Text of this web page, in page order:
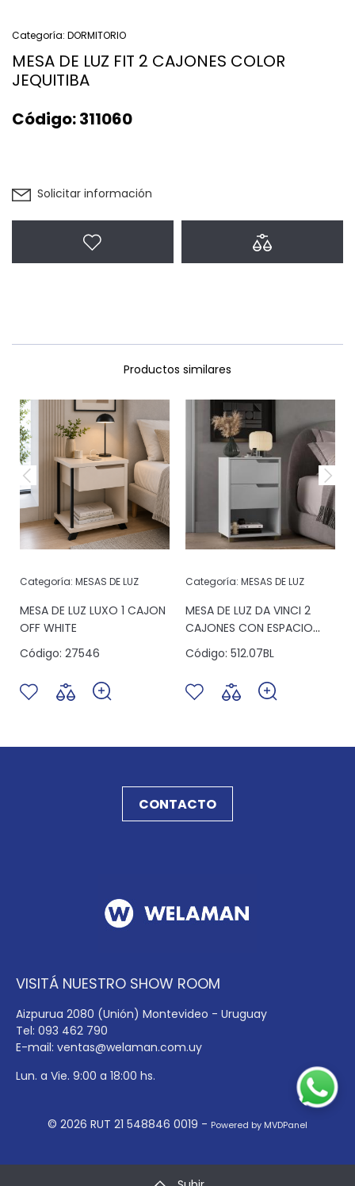
Categoría: DORMITORIO
MESA DE LUZ FIT 2 CAJONES COLOR
JEQUITIBA
Código:311060
Solicitar información
Productos similares
Categoría: MESAS DE LUZ
MESA DE LUZ LUXO 1 CAJON
OFF WHITE
Código: 27546
Categoría: MESAS DE LUZ
MESA DE LUZ DA VINCI 2
CAJONES CON ESPACIO
BLANCO
Código: 512.07BL
CONTACTO
VISITÁ NUESTRO SHOW ROOM
Aizpurua 2080 (Unión) Montevideo - Uruguay
Tel: 093 462 790
E-mail: ventas@welaman.com.uy
Lun. a Vie. 9:00 a 18:00 hs.
© 2026 RUT 21 548846 0019 - Powered by MVDPanel